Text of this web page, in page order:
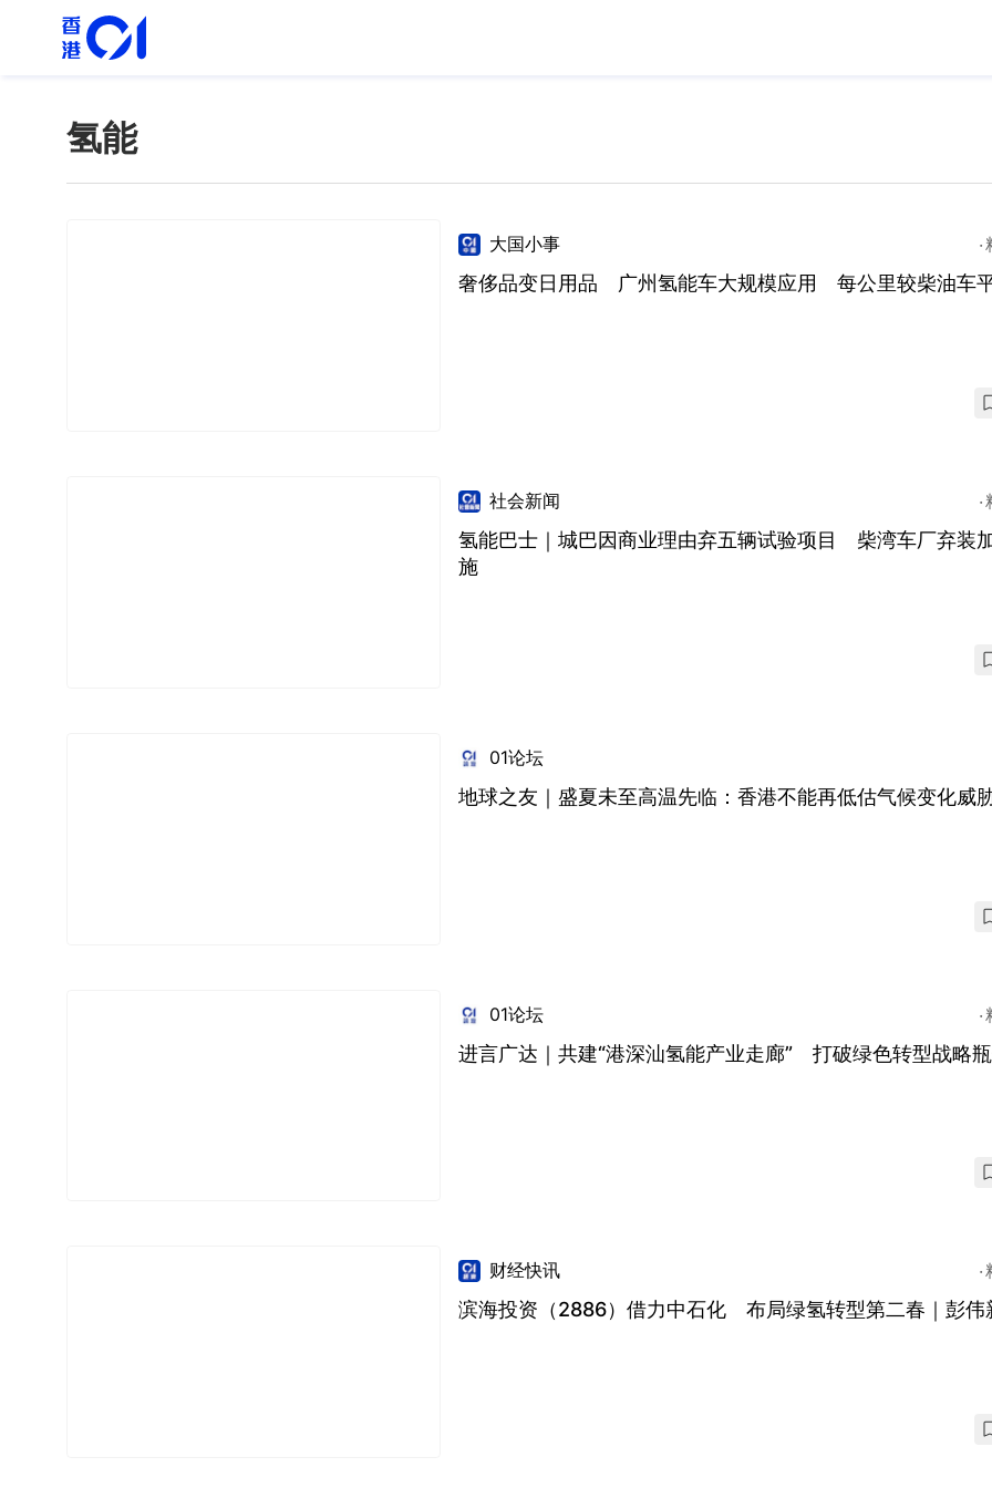
氢能
大国小事
奢侈品变日用品 广州氢能车大规模应用 每公里较柴油车
社会新闻
氢能巴士｜城巴因商业理由弃五辆试验项目 柴湾车厂弃装
施
01论坛
地球之友｜盛夏未至高温先临：香港不能再低估气候变化威
01论坛
进言广达｜共建“港深汕氢能产业走廊” 打破绿色转型战略
财经快讯
滨海投资（2886）借力中石化 布局绿氢转型第二春｜彭伟